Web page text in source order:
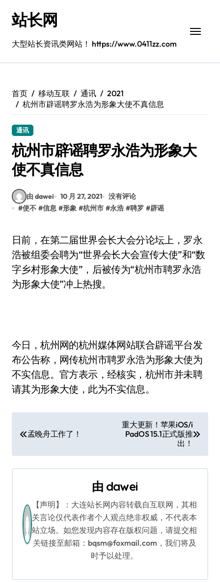
站长网
大型站长资讯类网站！ https://www.0411zz.com
首页 移动互联 通讯
2021
杭州市辟谣聘罗永浩为形象大使不真信息
通讯
杭州市辟谣聘罗永浩为形象大
使不真信息
由 dawei 10 月 27, 2021
没有评论
#使不 #信息 #形象 #杭州市 #永浩 #聘罗 #辟谣
日前，在第二届世界会长大会分论坛上，罗永
浩被组委会聘为“世界会长大会宣传大使”和“数
字乡村形象大使”，后被传为“杭州市聘罗永浩
为形象大使”冲上热搜。
今日，杭州网的杭州媒体网站联合辟谣平台发
布公告称，网传杭州市聘罗永浩为形象大使为
不实信息。官方表示，经核实，杭州市并未聘
请其为形象大使，此为不实信息。
章
导
孟晚舟工作了！
重大更新！苹果iOS/i
PadOS 15.1正式版推
出！
由 dawei
【声明】：大连站长网内容转载自互联网，其相
关言论仅代表作者个人观点绝非权威，不代表本
站立场。如您发现内容存在版权问题，请提交相
关链接至邮箱：bqsm@foxmail.com，我们将及
时予以处理。